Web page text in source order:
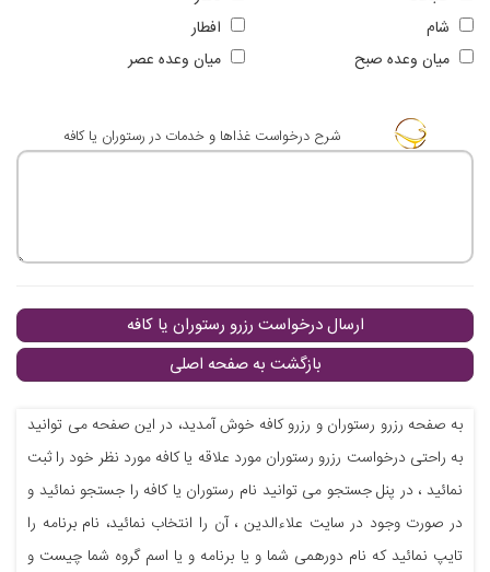
شام
افطار
ميان وعده صبح
ميان وعده عصر
شرح درخواست غذاها و خدمات در رستوران یا کافه
ارسال درخواست رزرو رستوران یا کافه
بازگشت به صفحه اصلی
به صفحه رزرو رستوران و رزرو کافه خوش آمدید، در این صفحه می توانید
به راحتی درخواست رزرو رستوران مورد علاقه یا کافه مورد نظر خود را ثبت
نمائید ، در پنل جستجو می توانید نام رستوران یا کافه را جستجو نمائید و
در صورت وجود در سایت علاءالدین ، آن را انتخاب نمائید، نام برنامه را
تایپ نمائید که نام دورهمی شما و یا برنامه و یا اسم گروه شما چیست و